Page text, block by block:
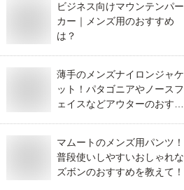
ビジネス向けマウンテンパー
カー｜メンズ用のおすすめ
は？
薄手のメンズナイロンジャケ
ット！パタゴニアやノースフ
ェイスなどアウターのおすす
マムートのメンズ用パンツ！
普段使いしやすいおしゃれな
ズボンのおすすめを教えて！